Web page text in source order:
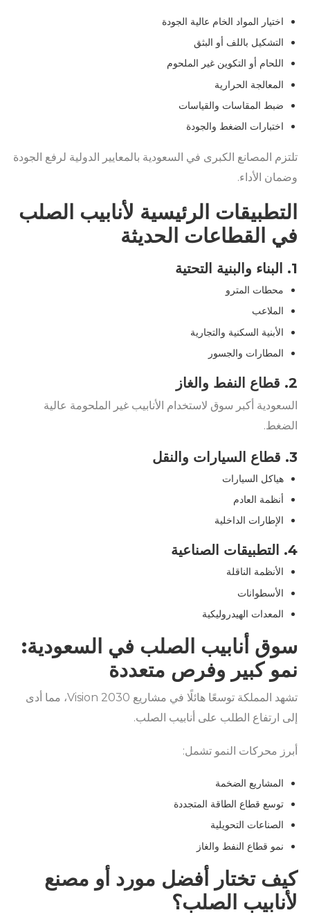
اختيار المواد الخام عالية الجودة
التشكيل باللف أو البثق
اللحام أو التكوين غير الملحوم
المعالجة الحرارية
ضبط المقاسات والقياسات
اختبارات الضغط والجودة
تلتزم المصانع الكبرى في السعودية بالمعايير الدولية لرفع الجودة
وضمان الأداء.
التطبيقات الرئيسية لأنابيب الصلب
في القطاعات الحديثة
1. البناء والبنية التحتية
محطات المترو
الملاعب
الأبنية السكنية والتجارية
المطارات والجسور
2. قطاع النفط والغاز
السعودية أكبر سوق لاستخدام الأنابيب غير الملحومة عالية
الضغط.
3. قطاع السيارات والنقل
هياكل السيارات
أنظمة العادم
الإطارات الداخلية
4. التطبيقات الصناعية
الأنظمة الناقلة
الأسطوانات
المعدات الهيدروليكية
سوق أنابيب الصلب في السعودية:
نمو كبير وفرص متعددة
تشهد المملكة توسعًا هائلًا في مشاريع Vision 2030، مما أدى
إلى ارتفاع الطلب على أنابيب الصلب.
أبرز محركات النمو تشمل:
المشاريع الضخمة
توسع قطاع الطاقة المتجددة
الصناعات التحويلية
نمو قطاع النفط والغاز
كيف تختار أفضل مورد أو مصنع
لأنابيب الصلب؟